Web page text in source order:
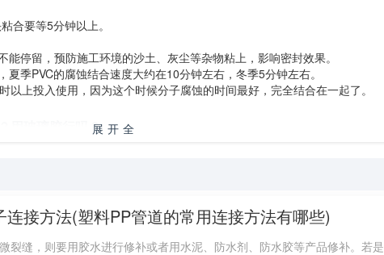
要等5分钟以上。
停留，预防施工环境的沙土、灰尘等杂物粘上，影响密封效果。
季PVC的腐蚀结合速度大约在10分钟左右，冬季5分钟左右。
上投入使用，因为这个时候分子腐蚀的时间最好，完全结合在一起了。
用玻璃胶行吗？
的地方有：木线背面哑口处、洁具、坐便器、卫生间里的化妆镜、洗手池
能的玻璃胶。
会自行脱落开）接头部位并保持干燥，足够密实涂抹，待玻璃胶完全干燥
展开全
连接方法(塑料PP管道的常用连接方法有哪些)
裂缝，则要用胶水进行修补或者用水泥、防水剂、防水胶等产品修补。若是